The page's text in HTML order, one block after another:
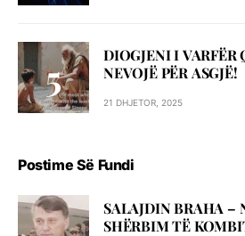
DIOGJENI I VARFËR
NEVOJË PËR ASGJË!
21 DHJETOR, 2025
Postime Së Fundi
SALAJDIN BRAHA –
SHЁRBIM TЁ